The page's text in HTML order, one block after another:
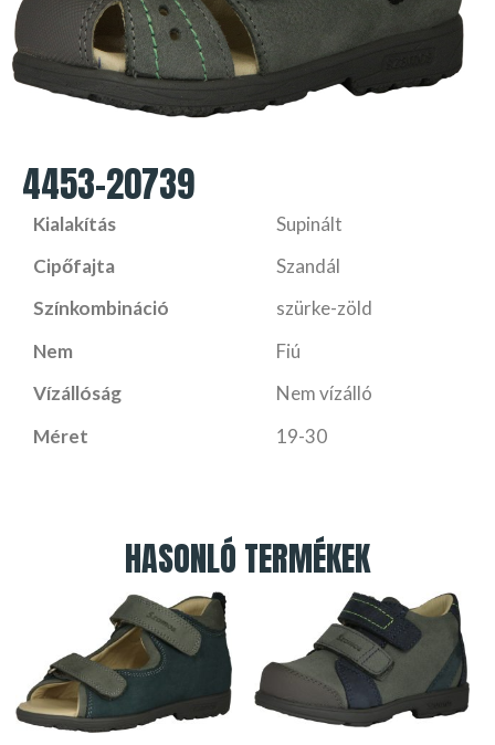
4453-20739
Kialakítás
Supinált
Cipőfajta
Szandál
Színkombináció
szürke-zöld
Nem
Fiú
Vízállóság
Nem vízálló
Méret
19-30
HASONLÓ TERMÉKEK